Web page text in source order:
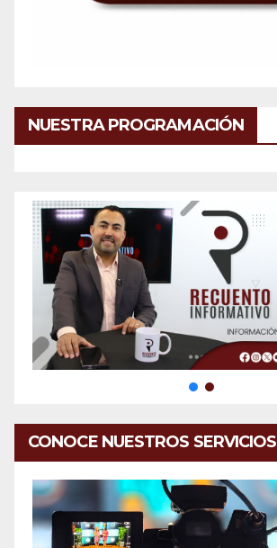
NUESTRA PROGRAMACIÓN
CONOCE NUESTROS SERVICIOS